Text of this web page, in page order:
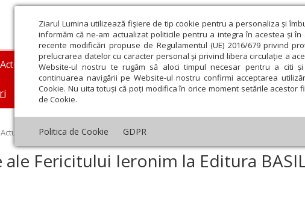
Ziarul Lumina utilizează fişiere de tip cookie pentru a personaliza și
informăm că ne-am actualizat politicile pentru a integra în acestea și
recente modificări propuse de Regulamentul (UE) 2016/679 privind
prelucrarea datelor cu caracter personal și privind libera circulație a
Website-ul nostru te rugăm să aloci timpul necesar pentru a citi
continuarea navigării pe Website-ul nostru confirmi acceptarea
Cookie. Nu uita totuși că poți modifica în orice moment setările acestor
de Cookie.
Politica de Cookie GDPR
Actualitate religioasă
Mesaje și cuvântări An omagial Comunicate de presă
Teologie și spiritualitate Educaţie și
Actualitate religioasă › Știri › Epistole ale Fericitului Ieronim la Editura BASILICA
ale Fericitului Ieronim la Editura